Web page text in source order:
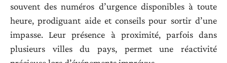
souvent des numéros d’urgence disponibles à toute
heure, prodiguant aide et conseils pour sortir d’une
impasse. Leur présence à proximité, parfois dans
plusieurs villes du pays, permet une réactivité